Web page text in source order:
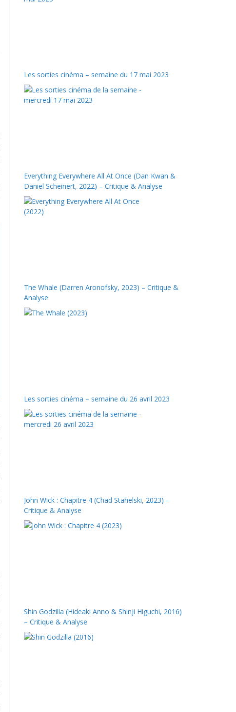
Les sorties cinéma – semaine du 17 mai 2023
Everything Everywhere All At Once (Dan Kwan &
Daniel Scheinert, 2022) – Critique & Analyse
The Whale (Darren Aronofsky, 2023) – Critique &
Analyse
Les sorties cinéma – semaine du 26 avril 2023
John Wick : Chapitre 4 (Chad Stahelski, 2023) –
Critique & Analyse
Shin Godzilla (Hideaki Anno & Shinji Higuchi, 2016)
– Critique & Analyse